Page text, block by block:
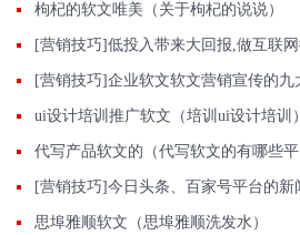
枸杞的软文唯美（关于枸杞的说说）
[营销技巧]企业软文软文营销宣传的九
ui设计培训推广软文（培训ui设计培训）
代写产品软文的（代写软文的有哪些平
思埠雅顺软文（思埠雅顺洗发水）